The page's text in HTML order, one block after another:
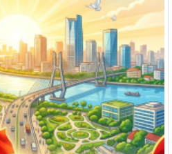
sát của Hội đồng nhân dân
kết quả bầu Chủ tịch, các Phó
Hưng Thịnh khóa VII, nhiệm kỳ